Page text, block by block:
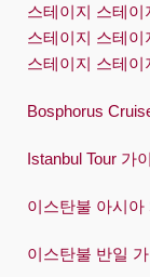
스테이지 스테
스테이지 스테
스테이지 스테이
Bosphorus
Istanbul Tour 가
이스탄불 아시아
이스탄불 반일